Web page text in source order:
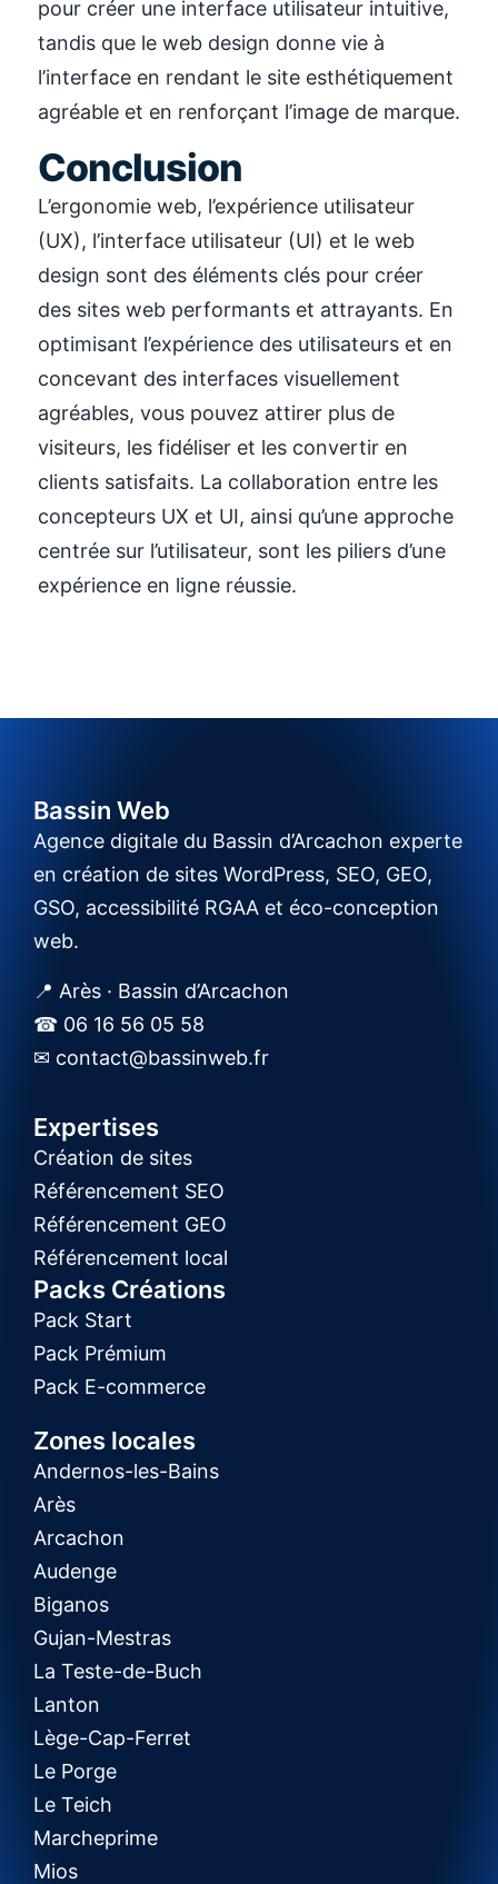
pour créer une interface utilisateur intuitive,
tandis que le web design donne vie à
l’interface en rendant le site esthétiquement
agréable et en renforçant l’image de marque.
Conclusion
L’ergonomie web, l’expérience utilisateur
(UX), l’interface utilisateur (UI) et le web
design sont des éléments clés pour créer
des sites web performants et attrayants. En
optimisant l’expérience des utilisateurs et en
concevant des interfaces visuellement
agréables, vous pouvez attirer plus de
visiteurs, les fidéliser et les convertir en
clients satisfaits. La collaboration entre les
concepteurs UX et UI, ainsi qu’une approche
centrée sur l’utilisateur, sont les piliers d’une
expérience en ligne réussie.
Bassin Web
Agence digitale du Bassin d’Arcachon experte
en création de sites WordPress, SEO, GEO,
GSO, accessibilité RGAA et éco-conception
web.
📍 Arès · Bassin d’Arcachon
☎ 06 16 56 05 58
✉ contact@bassinweb.fr
Expertises
Création de sites
Référencement SEO
Référencement GEO
Référencement local
Packs Créations
Pack Start
Pack Prémium
Pack E-commerce
Zones locales
Andernos-les-Bains
Arès
Arcachon
Audenge
Biganos
Gujan-Mestras
La Teste-de-Buch
Lanton
Lège-Cap-Ferret
Le Porge
Le Teich
Marcheprime
Mios